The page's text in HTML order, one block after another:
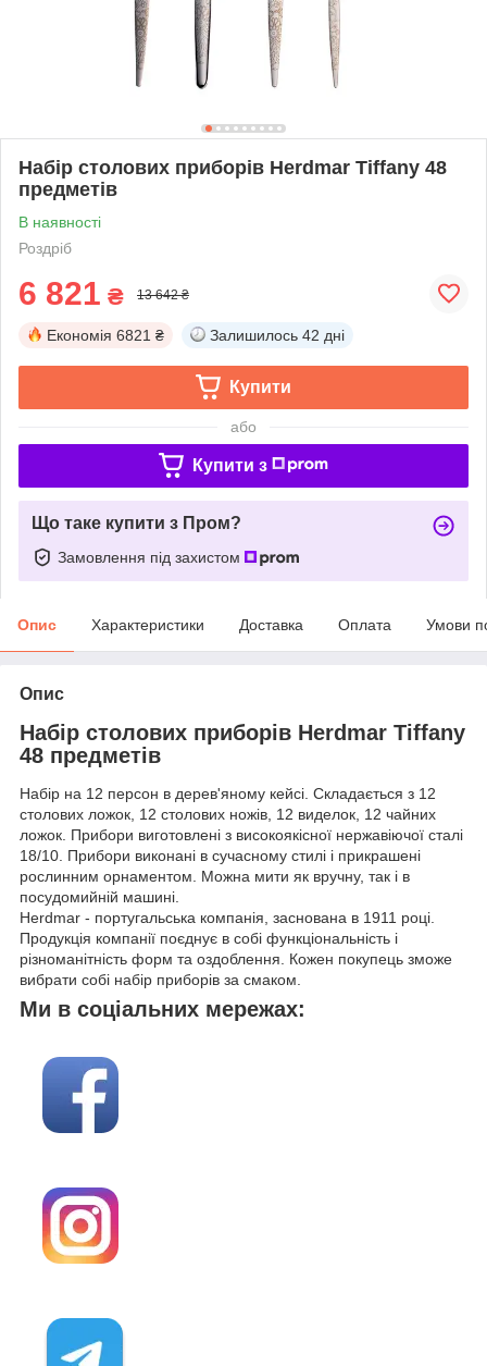
Набір столових приборів Herdmar Tiffany 48
предметів
В наявності
Роздріб
6 821 ₴ 13 642 ₴
Економія 6821 ₴ Залишилось 42 дні
Купити
або
Купити з
Що таке купити з Пром?
Замовлення під захистом
Опис Характеристики Доставка Оплата Умови
Опис
Набір столових приборів Herdmar Tiffany
48 предметів
Набір на 12 персон в дерев'яному кейсі. Складається з 12
столових ложок, 12 столових ножів, 12 виделок, 12 чайних
ложок. Прибори виготовлені з високоякісної нержавіючої сталі
18/10. Прибори виконані в сучасному стилі і прикрашені
рослинним орнаментом. Можна мити як вручну, так і в
посудомийній машині.
Herdmar - португальська компанія, заснована в 1911 році.
Продукція компанії поєднує в собі функціональність і
різноманітність форм та оздоблення. Кожен покупець зможе
вибрати собі набір приборів за смаком.
Ми в соціальних мережах: